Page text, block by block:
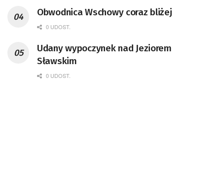
Obwodnica Wschowy coraz bliżej
0 UDOST.
Udany wypoczynek nad Jeziorem
Sławskim
0 UDOST.